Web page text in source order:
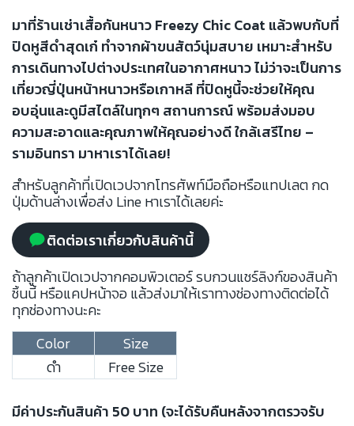
มาที่ร้านเช่าเสื้อกันหนาว Freezy Chic Coat แล้วพบกับที่
ปิดหูสีดำสุดเก๋ ทำจากผ้าขนสัตว์นุ่มสบาย เหมาะสำหรับ
การเดินทางไปต่างประเทศในอากาศหนาว ไม่ว่าจะเป็นการ
เที่ยวญี่ปุ่นหน้าหนาวหรือเกาหลี ที่ปิดหูนี้จะช่วยให้คุณ
อบอุ่นและดูมีสไตล์ในทุกๆ สถานการณ์ พร้อมส่งมอบ
ความสะอาดและคุณภาพให้คุณอย่างดี ใกล้เสรีไทย –
รามอินทรา มาหาเราได้เลย!
สำหรับลูกค้าที่เปิดเวปจากโทรศัพท์มือถือหรือแทปเลต กด
ปุ่มด้านล่างเพื่อส่ง Line หาเราได้เลยค่ะ
ติดต่อเราเกี่ยวกับสินค้านี้
ถ้าลูกค้าเปิดเวปจากคอมพิวเตอร์ รบกวนแชร์ลิงก์ของสินค้า
ชิ้นนี้ หรือแคปหน้าจอ แล้วส่งมาให้เราทางช่องทางติดต่อได้
ทุกช่องทางนะคะ
Color
Size
ดำ
Free Size
มีค่าประกันสินค้า 50 บาท (จะได้รับคืนหลังจากตรวจรับ